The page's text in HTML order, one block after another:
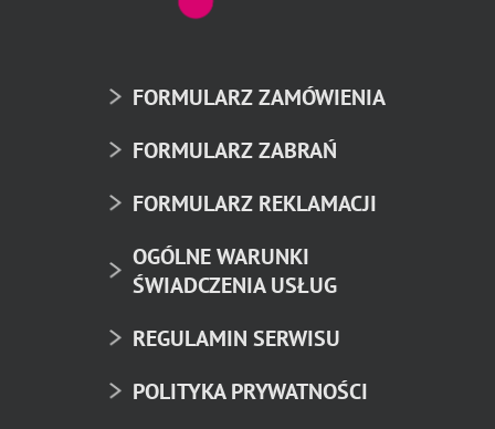
FORMULARZ ZAMÓWIENIA
FORMULARZ ZABRAŃ
FORMULARZ REKLAMACJI
OGÓLNE WARUNKI
ŚWIADCZENIA USŁUG
REGULAMIN SERWISU
POLITYKA PRYWATNOŚCI